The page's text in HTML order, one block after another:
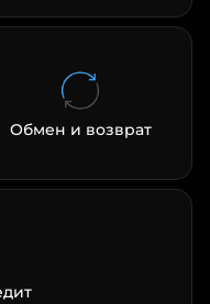
Обмен и возврат